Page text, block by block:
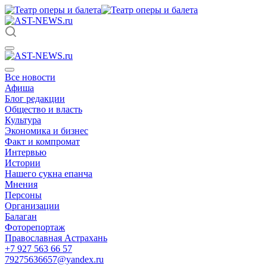
Все новости
Афиша
Блог редакции
Общество и власть
Культура
Экономика и бизнес
Факт и компромат
Интервью
Истории
Нашего сукна епанча
Мнения
Персоны
Организации
Балаган
Фоторепортаж
Православная Астрахань
+7 927 563 66 57
79275636657@yandex.ru